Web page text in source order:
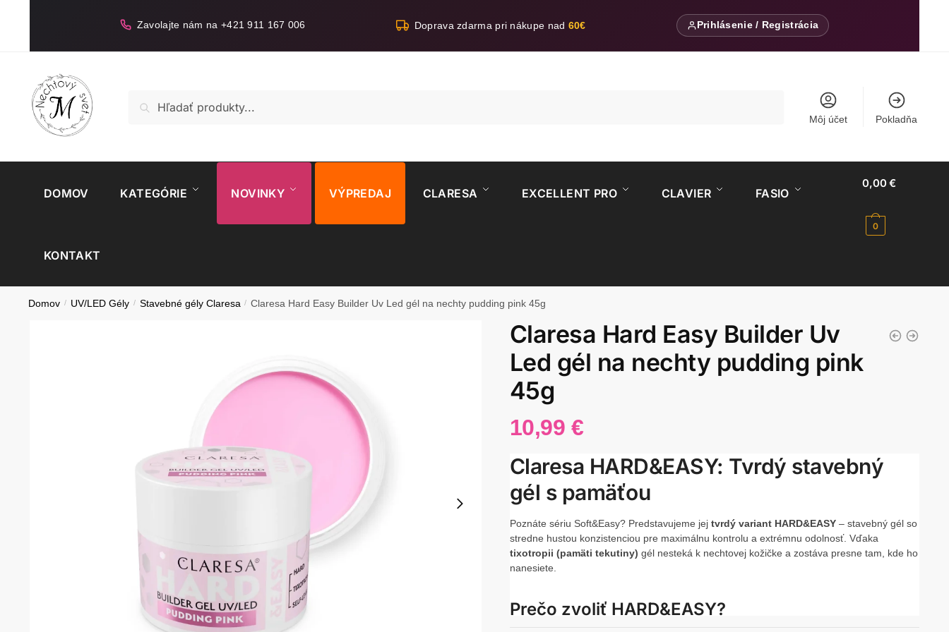
Zavolajte nám na +421 911 167 006 Doprava zdarma pri nákupe nad 60€ Prihlásenie / Registrácia
Vyhľadávanie
Môj účet Pokladňa
DOMOV KATEGÓRIE NOVINKY VÝPREDAJ CLARESA EXCELLENT PRO CLAVIER FASIO
KONTAKT
0,00€
0
Domov / UV/LED Gély / Stavebné gély Claresa / Claresa Hard Easy Builder Uv Led gél na nechty pudding pink 45g
Claresa Hard Easy Builder Uv
Led gél na nechty pudding pink
45g
10,99 €
Claresa HARD&EASY: Tvrdý stavebný
gél s pamäťou
Poznáte sériu Soft&Easy? Predstavujeme jej tvrdý variant HARD&EASY– stavebný gél so
stredne hustou konzistenciou pre maximálnu kontrolu a extrémnu odolnosť. Vďaka
tixotropii (pamäti tekutiny) gél nesteká k nechtovej kožičke a zostáva presne tam, kde ho
nanesiete.
Prečo zvoliť HARD&EASY?